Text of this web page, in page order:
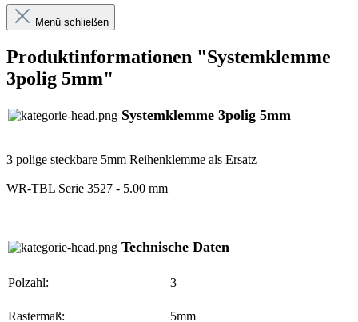
Menü schließen
Produktinformationen "Systemklemme
3polig 5mm"
Systemklemme 3polig 5mm
3 polige steckbare 5mm Reihenklemme als Ersatz
WR-TBL Serie 3527 - 5.00 mm
Technische Daten
Polzahl: 3
Rastermaß: 5mm